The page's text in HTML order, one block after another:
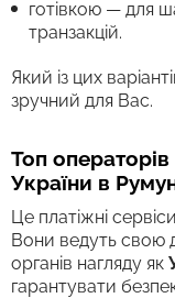
готівкою — для
транзакцій.
Який із цих
зручний для Вас.
Топ
України в
Це платіжні
Вони ведуть свою
органів нагляду як
гарантувати